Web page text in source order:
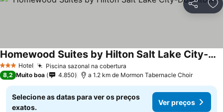
Partilhar
3 EstrelasHotel Piscina sazonal na cobertura
Homewood Suites by Hilton Salt Lake City-Downtown
8,2 Muito boa 4.850 a 1.2 km de Mormon Tabernacle Choir
Selecione as datas para ver os preços
exatos.
Ver preços